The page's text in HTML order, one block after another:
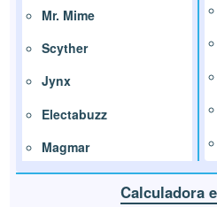
Mr. Mime
Scyther
Jynx
Electabuzz
Magmar
Calculadora